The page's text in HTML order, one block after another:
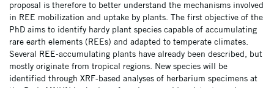
proposal is therefore to better understand the mechanisms involved
in REE mobilization and uptake by plants. The first objective of the
PhD aims to identify hardy plant species capable of accumulating
rare earth elements (REEs) and adapted to temperate climates.
Several REE-accumulating plants have already been described, but
mostly originate from tropical regions. New species will be
identified through XRF-based analyses of herbarium specimens at